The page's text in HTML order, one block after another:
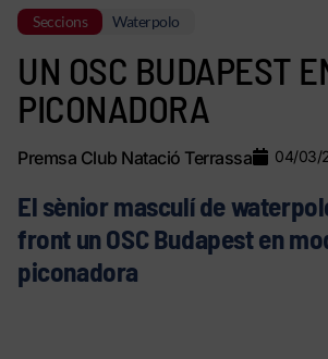
Seccions Waterpolo
UN OSC BUDAPEST
PICONADORA
Premsa Club Natació Terrassa 04/03/
El sènior masculí de
front un OSC Budapest en
piconadora